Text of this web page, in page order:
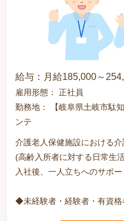
給与：月給185,000～
雇用形態： 正社員
勤務地： 【岐阜県土岐市駄
ンテ
介護老人保健施設における介
(高齢入所者に対する日常生
入社後、一人立ちへのサポ
◆未経験者・経験者・有資格